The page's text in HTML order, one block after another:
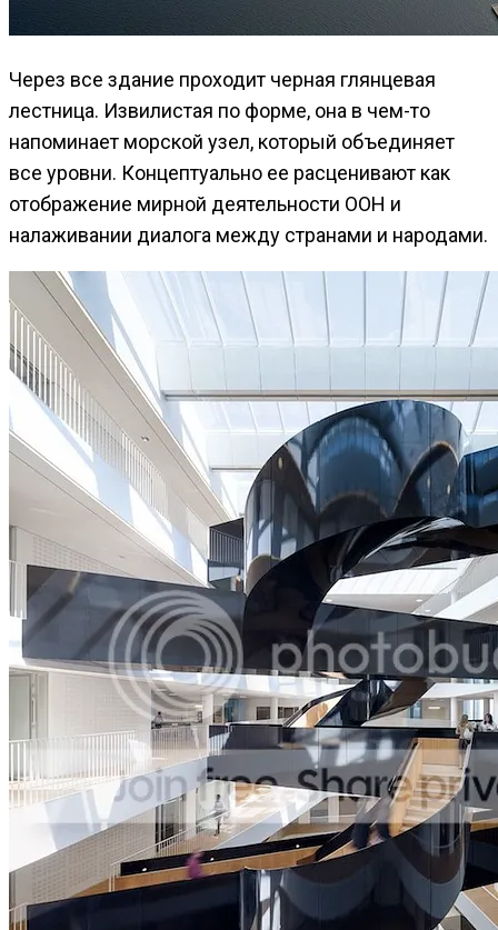
Через все здание проходит черная глянцевая
лестница. Извилистая по форме, она в чем-то
напоминает морской узел, который объединяет
все уровни. Концептуально ее расценивают как
отображение мирной деятельности ООН и
налаживании диалога между странами и народами.